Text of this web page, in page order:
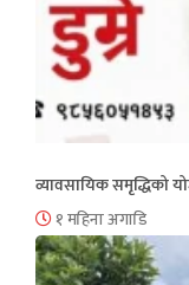
व्यावसायिक समृद्धिको
१ महिना अगाडि